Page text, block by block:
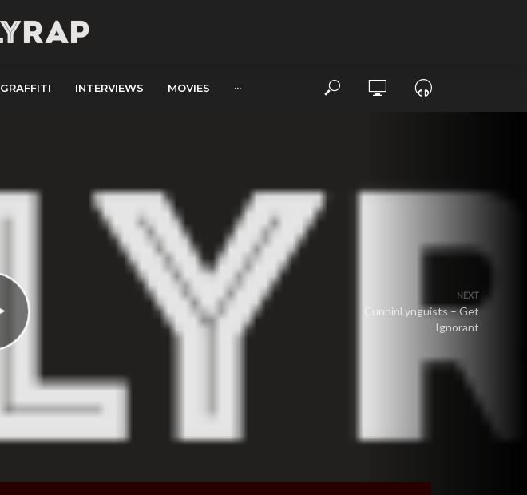
GRAFFITI INTERVIEWS MOVIES ···
NEXT
CunninLynguists – Get
Ignorant